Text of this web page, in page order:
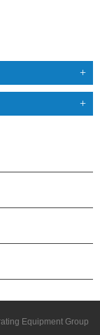
Equipment Group